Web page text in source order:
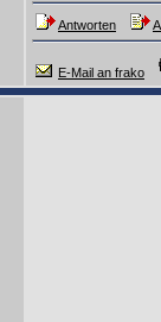
Antworten
E-Mail an frako